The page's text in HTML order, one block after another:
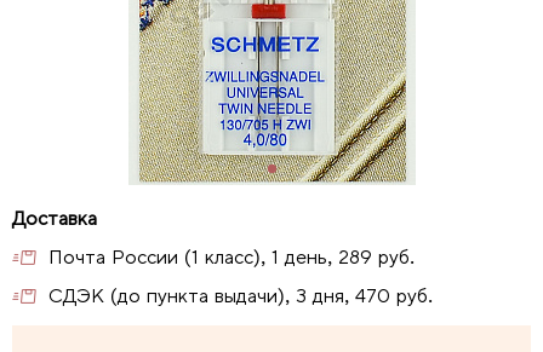
Почта России (1 класс), 1 день, 289 руб.
СДЭК (до пункта выдачи), 3 дня, 470 руб.